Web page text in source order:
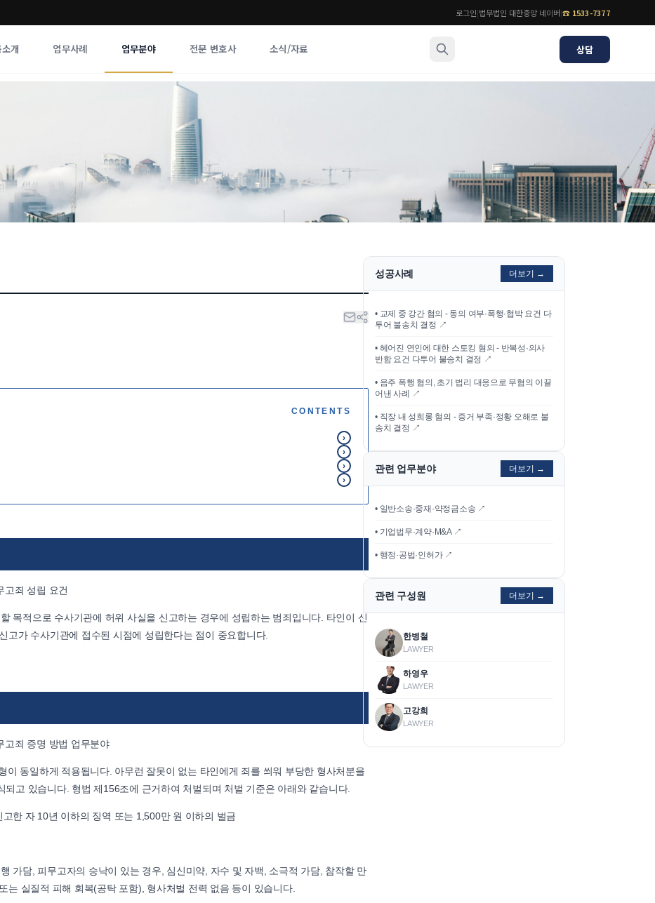
로그인|법무법인 대한중앙 네이버|☎ 1533-7377
개 업무사례 업무분야 전문 변호사 소식/자료 상담
신동향
법률 블로그
법률서식
뉴스레터/브로슈어
CONTENTS
›
›
›
›
고죄 성립 요건
목적으로 수사기관에 허위 사실을 신고하는 경우에 성립하는 범죄입니다. 타인이 신
고가 수사기관에 접수된 시점에 성립한다는 점이 중요합니다.
고죄 증명 방법 업무분야
이 동일하게 적용됩니다. 아무런 잘못이 없는 타인에게 죄를 씌워 부당한 형사처분을
고 있습니다. 형법 제156조에 근거하여 처벌되며 처벌 기준은 아래와 같습니다.
한 자 10년 이하의 징역 또는 1,500만 원 이하의 벌금
가담, 피무고자의 승낙이 있는 경우, 심신미약, 자수 및 자백, 소극적 가담, 참작할 만
는 실질적 피해 회복(공탁 포함), 형사처벌 전력 없음 등이 있습니다.
성공사례 더보기 →
• 교제 중 강간 혐의 - 동의 여부·폭행·협박 요건 다
투어 불송치 결정 ↗
• 헤어진 연인에 대한 스토킹 혐의 - 반복성·의사
반함 요건 다투어 불송치 결정 ↗
• 음주 폭행 혐의, 초기 법리 대응으로 무혐의 이끌
어낸 사례
↗
• 직장 내 성희롱 혐의 - 증거 부족·정황 오해로 불
송치 결정 ↗
관련 업무분야 더보기 →
• 일반소송·중재·약정금소송 ↗
• 기업법무·계약·M&A ↗
• 행정·공법·인허가 ↗
관련 구성원 더보기 →
한병철
LAWYER
하영우
LAWYER
고강희
LAWYER